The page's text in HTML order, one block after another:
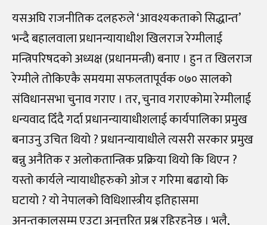
यसअघि राजनीतिक दलहरुले ‘आवश्यकताको सिद्धान्त’
भन्दै बहालवाला प्रधानन्यायाधीश खिलराज रेग्मीलाई
मन्त्रिपरिषदको अध्यक्ष (प्रधानमन्त्री) बनाए । हुन त खिलराज
रेग्मीले तोकिएकै समयमा सफलतापूर्वक ०७० सालको
संविधानसभा चुनाव गराए । तर, चुनाव गराएकोमा रेग्मीलाई
धन्यवाद दिँदै गर्दा प्रधानन्यायाधीशलाई कार्यपालिका प्रमुख
बनाउनु उचित थियो ? प्रधानन्यायाधीले त्यसरी सरकार प्रमुख
बन्नु अनैतिक र अलोकतान्त्रिक प्रक्रिया थियो कि थिएन ?
यस्तो कार्यले न्यायाधीहरुको ओज र गरिमा बढायो कि
घटायो ? यो नेपालको विधिशास्त्रीय इतिहासमा
अनन्तकालसम्म एउटा अनुत्तरित प्रश्न रहिरहनेछ । भलै,